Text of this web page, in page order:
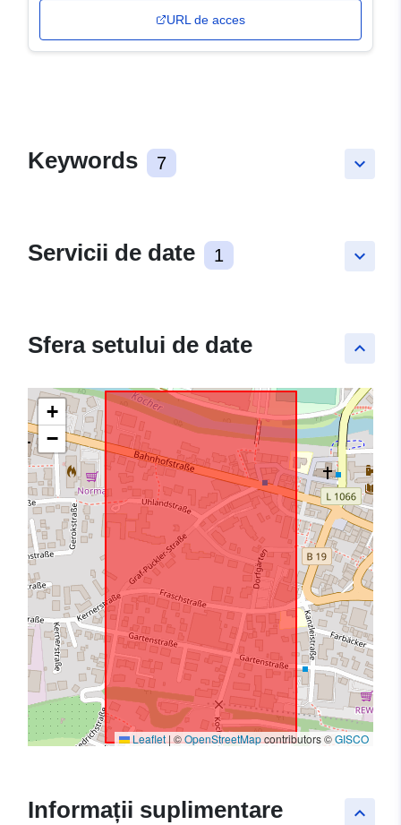
URL de acces
keyboard_arrow_down
Keywords 7
keyboard_arrow_down
Servicii de date 1
keyboard_arrow_up
Sfera setului de date
+
−
Leaflet | ©OpenStreetMapcontributors ©GISCO
keyboard_arrow_up
Informații suplimentare